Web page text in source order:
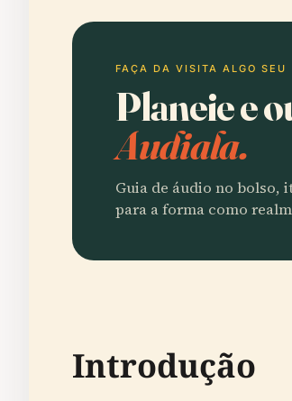
FAÇA DA VISITA ALGO SEU
Planeie e
Audiala.
Guia de áudio no bolso,
para a forma como
Introdução